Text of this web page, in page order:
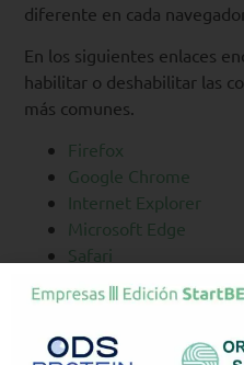
diferente en cada
En los siguientes enlaces
habilitar o deshabilitar las
más comunes.
Firefox
Google Chrome
Internet Explorer
Microsoft Edge
Safari
¿Qué tipos
utilizan en